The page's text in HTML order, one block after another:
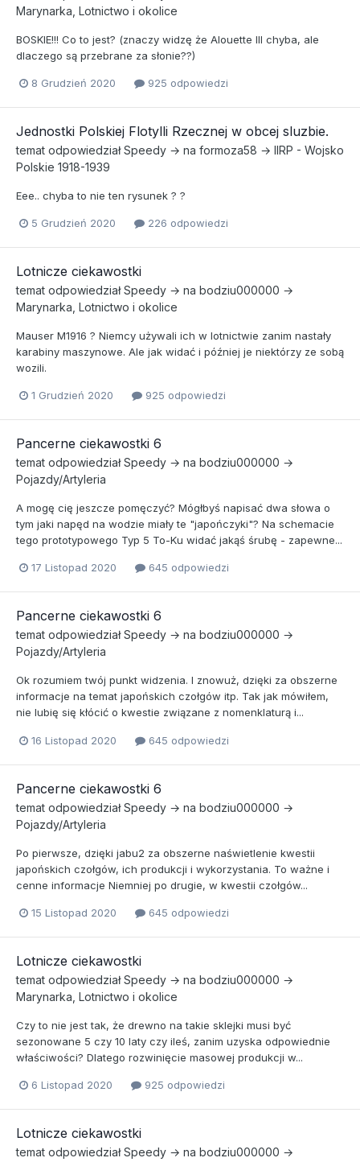
Marynarka, Lotnictwo i okolice
BOSKIE!!! Co to jest? (znaczy widzę że Alouette III chyba, ale
dlaczego są przebrane za słonie??)
8 Grudzień 2020 925 odpowiedzi
Jednostki Polskiej Flotylli Rzecznej w obcej sluzbie.
temat odpowiedziałSpeedy → na formoza58 → IIRP - Wojsko
Polskie 1918-1939
Eee.. chyba to nie ten rysunek ? ?
5 Grudzień 2020 226 odpowiedzi
Lotnicze ciekawostki
temat odpowiedziałSpeedy → na bodziu000000 →
Marynarka, Lotnictwo i okolice
Mauser M1916 ? Niemcy używali ich w lotnictwie zanim nastały
karabiny maszynowe. Ale jak widać i później je niektórzy ze sobą
wozili.
1 Grudzień 2020 925 odpowiedzi
Pancerne ciekawostki 6
temat odpowiedziałSpeedy → na bodziu000000 →
Pojazdy/Artyleria
A mogę cię jeszcze pomęczyć? Mógłbyś napisać dwa słowa o
tym jaki napęd na wodzie miały te "japończyki"? Na schemacie
tego prototypowego Typ 5 To-Ku widać jakąś śrubę - zapewne...
17 Listopad 2020 645 odpowiedzi
Pancerne ciekawostki 6
temat odpowiedziałSpeedy → na bodziu000000 →
Pojazdy/Artyleria
Ok rozumiem twój punkt widzenia. I znowuż, dzięki za obszerne
informacje na temat japońskich czołgów itp. Tak jak mówiłem,
nie lubię się kłócić o kwestie związane z nomenklaturą i...
16 Listopad 2020 645 odpowiedzi
Pancerne ciekawostki 6
temat odpowiedziałSpeedy → na bodziu000000 →
Pojazdy/Artyleria
Po pierwsze, dzięki jabu2 za obszerne naświetlenie kwestii
japońskich czołgów, ich produkcji i wykorzystania. To ważne i
cenne informacje Niemniej po drugie, w kwestii czołgów...
15 Listopad 2020 645 odpowiedzi
Lotnicze ciekawostki
temat odpowiedziałSpeedy → na bodziu000000 →
Marynarka, Lotnictwo i okolice
Czy to nie jest tak, że drewno na takie sklejki musi być
sezonowane 5 czy 10 laty czy ileś, zanim uzyska odpowiednie
właściwości? Dlatego rozwinięcie masowej produkcji w...
6 Listopad 2020 925 odpowiedzi
Lotnicze ciekawostki
temat odpowiedziałSpeedy → na bodziu000000 →